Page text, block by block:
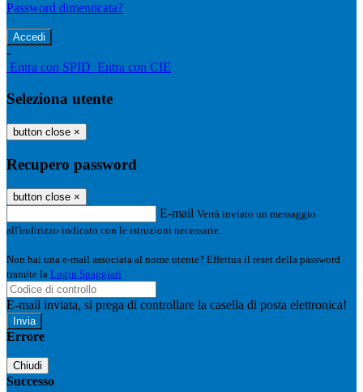
Password dimenticata?
-
Entra con SPID Entra con CIE
Seleziona utente
button close ×
Recupero password
button close ×
E-mail Verrà inviato un messaggio
all'indirizzo indicato con le istruzioni necessarie.
Non hai una e-mail associata al nome utente? Effettua il reset della password
tramite la Login Spaggiari
E-mail inviata, si prega di controllare la casella di posta elettronica!
Errore
Chiudi
Successo